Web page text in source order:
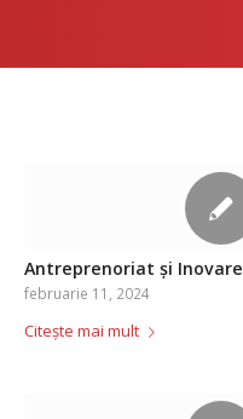
Antreprenoriat și Inovare
februarie 11, 2024
Citește mai mult